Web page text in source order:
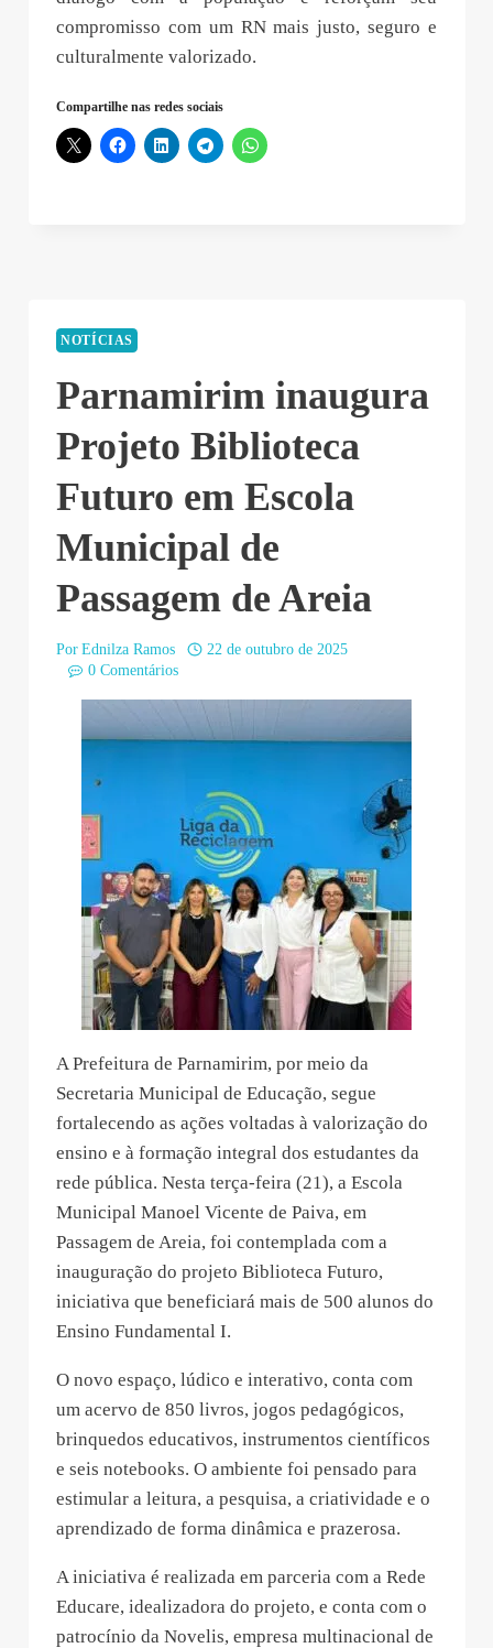
compromisso com um RN mais justo, seguro e
culturalmente valorizado.
Compartilhe nas redes sociais
NOTÍCIAS
Parnamirim inaugura
Projeto Biblioteca
Futuro em Escola
Municipal de
Passagem de Areia
Por Ednilza Ramos
22 de outubro de 2025
0 Comentários
A Prefeitura de Parnamirim, por meio da
Secretaria Municipal de Educação, segue
fortalecendo as ações voltadas à valorização do
ensino e à formação integral dos estudantes da
rede pública. Nesta terça-feira (21), a Escola
Municipal Manoel Vicente de Paiva, em
Passagem de Areia, foi contemplada com a
inauguração do projeto Biblioteca Futuro,
iniciativa que beneficiará mais de 500 alunos do
Ensino Fundamental I.
O novo espaço, lúdico e interativo, conta com
um acervo de 850 livros, jogos pedagógicos,
brinquedos educativos, instrumentos científicos
e seis notebooks. O ambiente foi pensado para
estimular a leitura, a pesquisa, a criatividade e o
aprendizado de forma dinâmica e prazerosa.
A iniciativa é realizada em parceria com a Rede
Educare, idealizadora do projeto, e conta com o
patrocínio da Novelis, empresa multinacional de